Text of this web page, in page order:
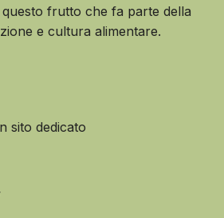
questo frutto che fa parte della
e cultura alimentare.
sito dedicato